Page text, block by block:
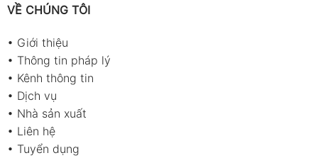
VỀ CHÚNG TÔI
• Giới thiệu
• Thông tin pháp lý
• Kênh thông tin
• Dịch vụ
• Nhà sản xuất
• Liên hệ
• Tuyển dụng